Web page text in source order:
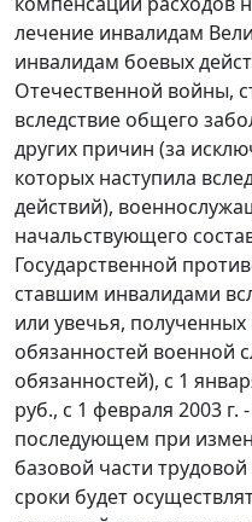
лечение инвалидам
инвалидам боевых
Отечественной войны,
вследствие общего
других причин (за
которых наступила
действий),
начальствующего
Государственной
ставшим инвалидами
или увечья,
обязанностей военной
обязанностей), с 1
руб., с 1 февраля 2003 г.
последующем при
базовой части
сроки будет